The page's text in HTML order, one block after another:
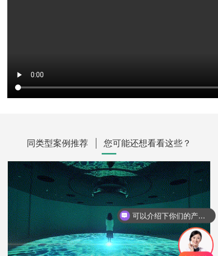
同类型案例推荐 您可能还想看看这些？
你们是怎么收费的呢？